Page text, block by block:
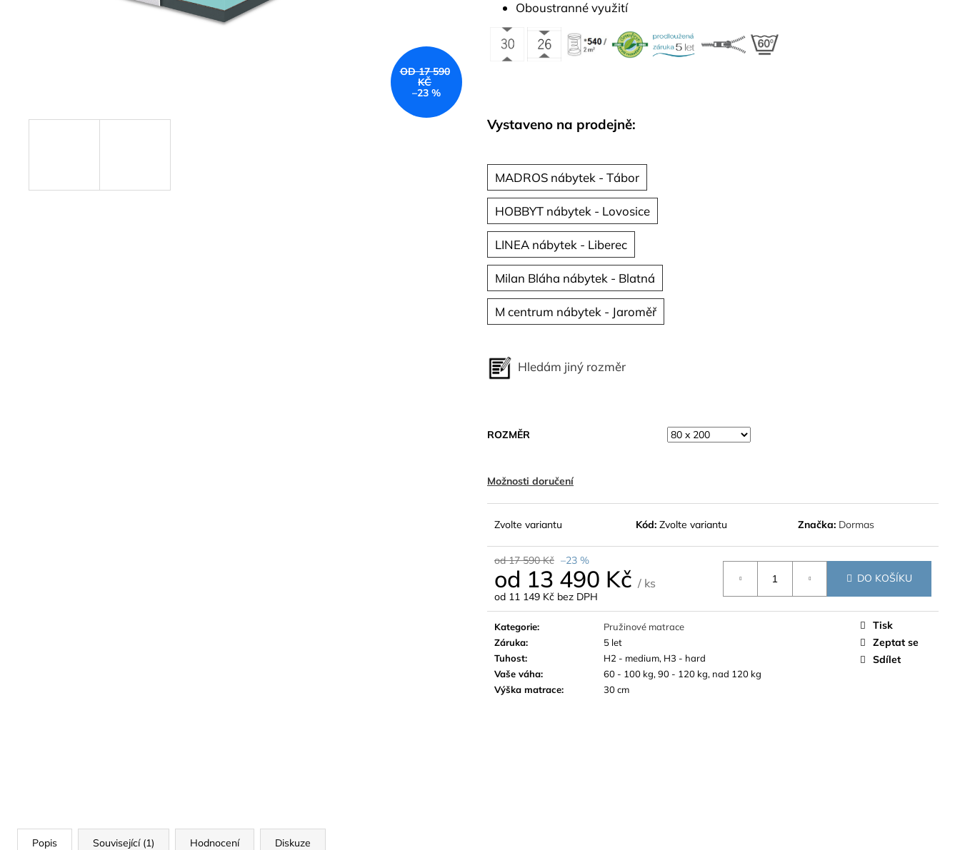
Oboustranné využití
Vystaveno na prodejně:
MADROS nábytek - Tábor
HOBBYT nábytek - Lovosice
LINEA nábytek - Liberec
Milan Bláha nábytek - Blatná
M centrum nábytek - Jaroměř
Hledám jiný rozměr
ROZMĚR
Možnosti doručení
Zvolte variantu Kód: Zvolte variantu Značka: Dormas
od 17 590 Kč –23 %
od 13 490 Kč / ks
od 11 149 Kč bez DPH
Měrná
cena:
DO KOŠÍKU
Kategorie:
Pružinové matrace
Záruka:
5 let
Tuhost:
H2 - medium, H3 - hard
Vaše váha:
60 - 100 kg, 90 - 120 kg, nad 120 kg
Výška matrace: 30 cm
Tisk
Zeptat se
Sdílet
OD 17 590
KČ
–23 %
Popis Související (1) Hodnocení Diskuze